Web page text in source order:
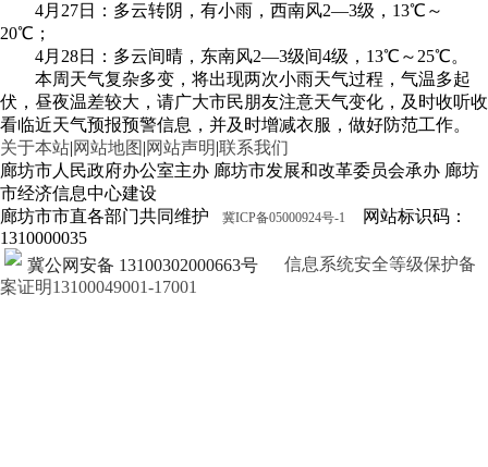
4月27日：多云转阴，有小雨，西南风2—3级，13℃～
20℃；
4月28日：多云间晴，东南风2—3级间4级，13℃～25℃。
本周天气复杂多变，将出现两次小雨天气过程，气温多起
伏，昼夜温差较大，请广大市民朋友注意天气变化，及时收听收
看临近天气预报预警信息，并及时增减衣服，做好防范工作。
关于本站|网站地图 |网站声明|联系我们
廊坊市人民政府办公室主办 廊坊市发展和改革委员会承办 廊坊
市经济信息中心建设
廊坊市市直各部门共同维护
冀ICP备05000924号-1
网站标识码：
1310000035
冀公网安备 13100302000663号
信息系统安全等级保护备
案证明13100049001-17001